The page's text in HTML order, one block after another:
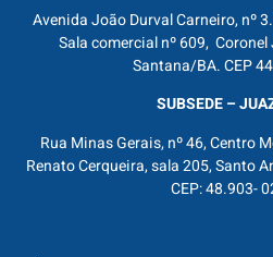
Avenida João Durval Carneiro, nº
Sala comercial nº 609,
Santana/BA. CEP
SUBSEDE –
Rua Minas Gerais, nº 46, Centro
Renato Cerqueira, sala 205, Santo
CEP: 48.903-